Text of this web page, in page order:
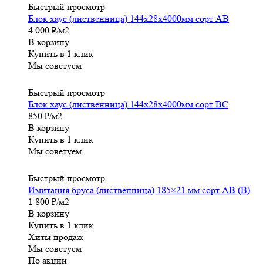
Быстрый просмотр
Блок хаус (лиственница) 144x28x4000мм сорт АВ
4 000 ₽/м2
В корзину
Купить в 1 клик
Мы советуем
Быстрый просмотр
Блок хаус (лиственница) 144x28x4000мм сорт ВС
850 ₽/м2
В корзину
Купить в 1 клик
Мы советуем
Быстрый просмотр
Имитация бруса (лиственница) 185×21 мм сорт АВ (В)
1 800 ₽/м2
В корзину
Купить в 1 клик
Хиты продаж
Мы советуем
По акции